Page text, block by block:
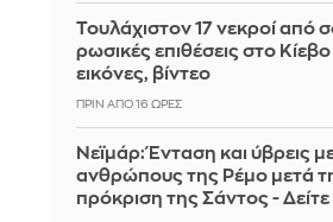
Τουλάχιστον 17 νεκροί από
ρωσικές επιθέσεις στο Κίεβο
εικόνες, βίντεο
ΠΡΙΝ ΑΠΌ 16 ΏΡΕΣ
Νεϊμάρ: Ένταση και ύβρεις
ανθρώπους της Ρέμο μετά
πρόκριση της Σάντος - Δείτε